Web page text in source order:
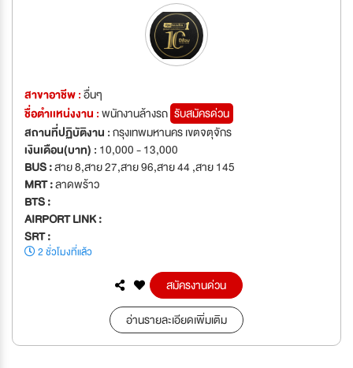
สาขาอาชีพ :อื่นๆ
ชื่อตำเเหน่งงาน :พนักงานล้างรถ รับสมัครด่วน
สถานที่ปฏิบัติงาน :กรุงเทพมหานคร เขตจตุจักร
เงินเดือน(บาท) : 10,000 - 13,000
BUS :สาย 8,สาย 27,สาย 96,สาย 44 ,สาย 145
MRT :ลาดพร้าว
BTS :
AIRPORT LINK :
SRT :
2 ชั่วโมงที่แล้ว
สมัครงานด่วน
อ่านรายละเอียดเพิ่มเติม